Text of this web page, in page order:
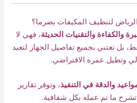
لتنظيف المكيفات بضرما؟
والكفاءة والتقنيات الحديثة، فهي لا
بل تعتني بجميع تفاصيل الجهاز لتعيد
وتطيل عمره الافتراضي.
والدقة في التنفيذ، وتوفر تقارير
تشرح ما تم عمله بكل شفافية.